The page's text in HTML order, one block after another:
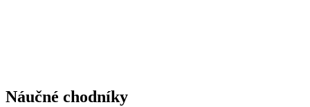
Náučné chodníky